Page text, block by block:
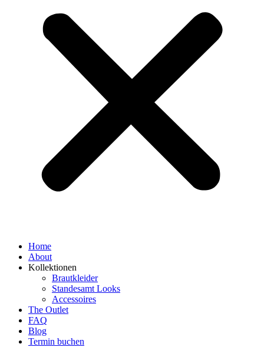
Home
About
Kollektionen
Brautkleider
Standesamt Looks
Accessoires
The Outlet
FAQ
Blog
Termin buchen